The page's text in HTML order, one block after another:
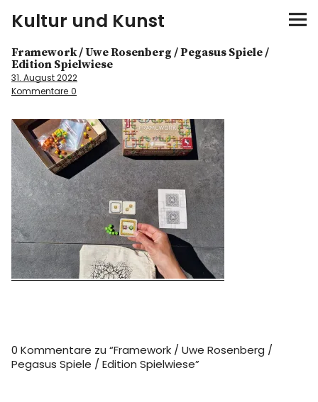
Kultur und Kunst
kultur & kunst
Ausstellungen
Spiele
Konzerte
Museen bei…
Bloggerreisen
Framework / Uwe Rosenberg / Pegasus Spiele /
Edition Spielwiese
31. August 2022
Kommentare 0
0 Kommentare zu “Framework / Uwe Rosenberg /
Pegasus Spiele / Edition Spielwiese”